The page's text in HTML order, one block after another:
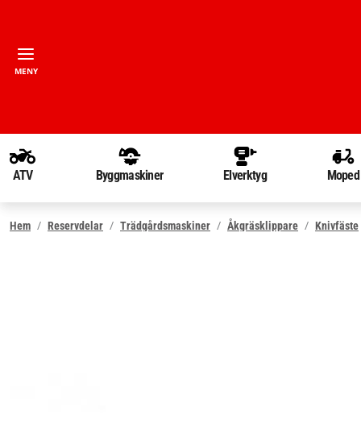
MENY
ATV Byggmaskiner Elverktyg Moped
Hem Reservdelar Trädgårdsmaskiner Åkgräsklippare Knivfäste